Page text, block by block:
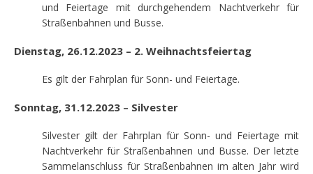
und Feiertage mit durchgehendem Nachtverkehr für
Straßenbahnen und Busse.
Dienstag, 26.12.2023 – 2. Weihnachtsfeiertag
Es gilt der Fahrplan für Sonn- und Feiertage.
Sonntag, 31.12.2023 – Silvester
Silvester gilt der Fahrplan für Sonn- und Feiertage mit
Nachtverkehr für Straßenbahnen und Busse. Der letzte
Sammelanschluss für Straßenbahnen im alten Jahr wird